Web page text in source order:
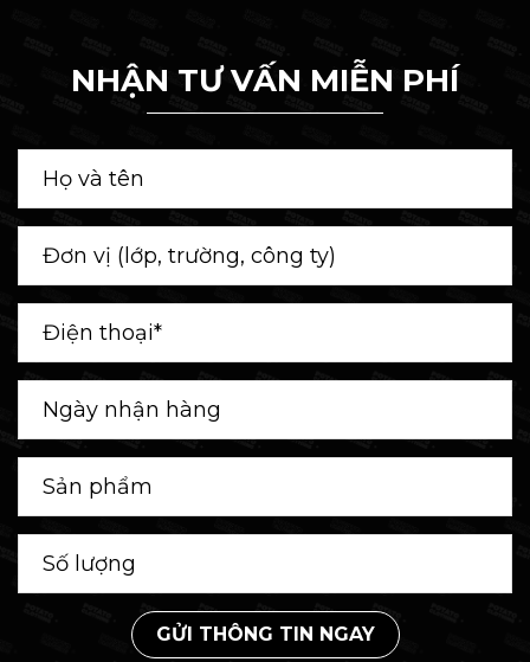
NHẬN TƯ VẤN MIỄN PHÍ
GỬI THÔNG TIN NGAY